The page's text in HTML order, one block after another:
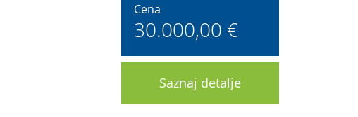
Cena
30.000,00 €
Saznaj detalje